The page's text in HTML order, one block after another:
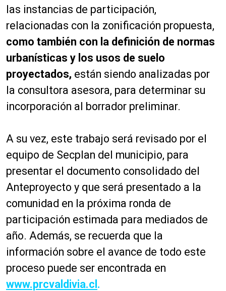
las instancias de participación,
relacionadas con la zonificación propuesta,
como también con la definición de normas
urbanísticas y los usos de suelo
proyectados, están siendo analizadas por
la consultora asesora, para determinar su
incorporación al borrador preliminar.
A su vez, este trabajo será revisado por el
equipo de Secplan del municipio, para
presentar el documento consolidado del
Anteproyecto y que será presentado a la
comunidad en la próxima ronda de
participación estimada para mediados de
año. Además, se recuerda que la
información sobre el avance de todo este
proceso puede ser encontrada en
www.prcvaldivia.cl .